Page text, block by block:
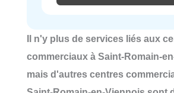
Il n'y plus de services liés aux
commerciaux à Saint-Romain-
mais d'autres centres